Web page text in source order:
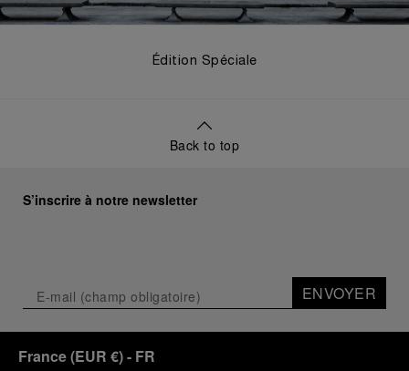
Édition Spéciale
Back to top
S’inscrire à notre newsletter
ENVOYER
France(EUR €)- FR